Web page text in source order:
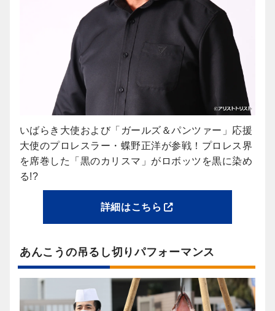
いばらき大使および「ガールズ＆パンツァー」応援
大使のプロレスラー・蝶野正洋が参戦！プロレス界
を席巻した「黒のカリスマ」がロボッツを黒に染め
る!?
詳細はこちら
あんこうの吊るし切りパフォーマンス